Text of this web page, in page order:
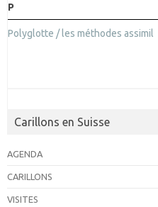
P
Polyglotte / les méthodes assimil
Carillons en Suisse
AGENDA
CARILLONS
VISITES